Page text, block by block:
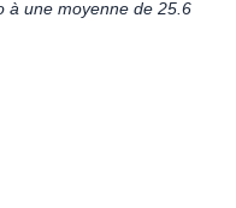
à une moyenne de 25.6